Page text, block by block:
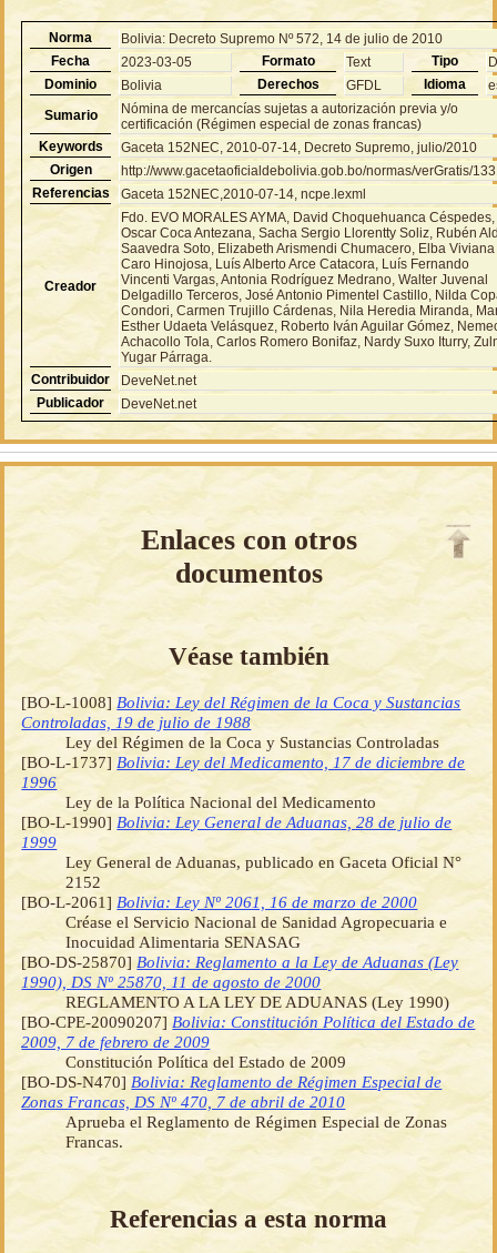
Norma
Bolivia: Decreto Supremo Nº 572, 14 de julio de 2010
Fecha
2023-03-05 Formato Text Tipo
Dominio
Bolivia Derechos GFDL Idioma
Sumario
Nómina de mercancías sujetas a autorización previa y/o
certificación (Régimen especial de zonas francas)
Keywords
Gaceta 152NEC, 2010-07-14, Decreto Supremo, julio/2010
Origen
http://www.gacetaoficialdebolivia.gob.bo/normas/verGratis/
Referencias
Gaceta 152NEC,2010-07-14, ncpe.lexml
Creador
Fdo. EVO MORALES AYMA, David Choquehuanca Céspedes,
Oscar Coca Antezana, Sacha Sergio Llorentty Soliz, Rubén
Saavedra Soto, Elizabeth Arismendi Chumacero, Elba Viviana
Caro Hinojosa, Luís Alberto Arce Catacora, Luís Fernando
Vincenti Vargas, Antonia Rodríguez Medrano, Walter Juvenal
Delgadillo Terceros, José Antonio Pimentel Castillo, Nilda
Condori, Carmen Trujillo Cárdenas, Nila Heredia Miranda,
Esther Udaeta Velásquez, Roberto Iván Aguilar Gómez,
Achacollo Tola, Carlos Romero Bonifaz, Nardy Suxo Iturry,
Yugar Párraga.
Contribuidor
DeveNet.net
Publicador
DeveNet.net
Enlaces con otros
documentos
Véase también
[BO-L-1008]Bolivia: Ley del Régimen de la Coca y Sustancias
Controladas, 19 de julio de 1988
Ley del Régimen de la Coca y Sustancias Controladas
[BO-L-1737]Bolivia: Ley del Medicamento, 17 de diciembre de
1996
Ley de la Política Nacional del Medicamento
[BO-L-1990]Bolivia: Ley General de Aduanas, 28 de julio de
1999
Ley General de Aduanas, publicado en Gaceta Oficial N°
2152
[BO-L-2061]Bolivia: Ley Nº 2061, 16 de marzo de 2000
Créase el Servicio Nacional de Sanidad Agropecuaria e
Inocuidad Alimentaria SENASAG
[BO-DS-25870]Bolivia: Reglamento a la Ley de Aduanas (Ley
1990), DS Nº 25870, 11 de agosto de 2000
REGLAMENTO A LA LEY DE ADUANAS (Ley 1990)
[BO-CPE-20090207]Bolivia: Constitución Política del Estado de
2009, 7 de febrero de 2009
Constitución Política del Estado de 2009
[BO-DS-N470]Bolivia: Reglamento de Régimen Especial de
Zonas Francas, DS Nº 470, 7 de abril de 2010
Aprueba el Reglamento de Régimen Especial de Zonas
Francas.
Referencias a esta norma